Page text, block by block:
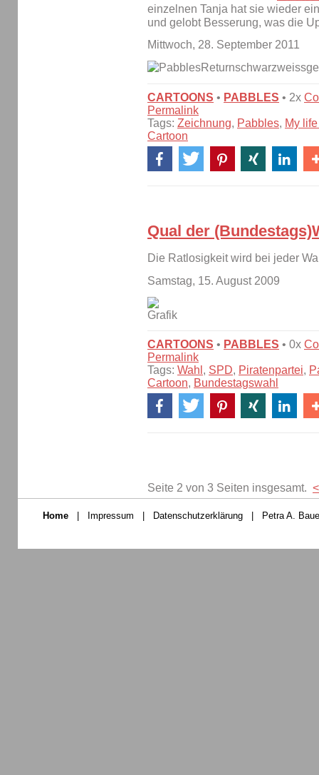
einzelnen Tanja hat sie wieder
und gelobt Besserung, was die
Mittwoch, 28. September 2011
CARTOONS • PABBLES • 2x
Permalink
Tags: Zeichnung, Pabbles, My
Cartoon
Qual der
Die Ratlosigkeit wird bei jeder
Samstag, 15. August 2009
CARTOONS • PABBLES • 0x
Permalink
Tags: Wahl , SPD, Piratenpartei,
Cartoon, Bundestagswahl
Seite 2 von 3 Seiten insgesamt. <
Home Impressum Datenschutzerklärung Petra A.